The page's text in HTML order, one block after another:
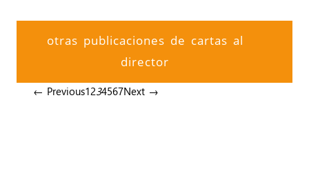
otras publicaciones de cartas al
director
← Previous1234567Next →